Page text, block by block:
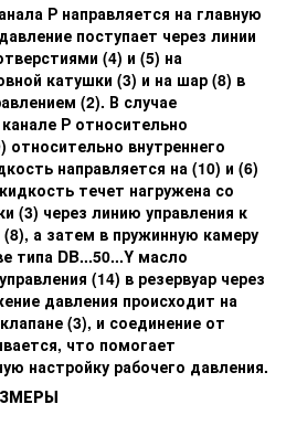
Р направляется на главную
поступает через линии
(4) и (5) на
катушки (3) и на шар (8) в
(2). В случае
Р относительно
относительно внутреннего
направляется на (10) и (6)
течет нагружена со
(3) через линию управления к
а затем в пружинную камеру
типа DB...50...Y масло
(14) в резервуар через
давления происходит на
(3), и соединение от
что помогает
настройку рабочего давления.